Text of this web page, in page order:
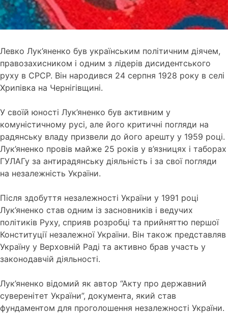
Левко Лук’яненко був українським політичним діячем,
правозахисником і одним з лідерів дисидентського
руху в СРСР. Він народився 24 серпня 1928 року в селі
Хрипівка на Чернігівщині.
У своїй юності Лук’яненко був активним у
комуністичному русі, але його критичні погляди на
радянську владу призвели до його арешту у 1959 році.
Лук’яненко провів майже 25 років у в’язницях і таборах
ГУЛАГу за антирадянську діяльність і за свої погляди
на незалежність України.
Після здобуття незалежності України у 1991 році
Лук’яненко став одним із засновників і ведучих
політиків Руху, сприяв розробці та прийняттю першої
Конституції незалежної України. Він також представляв
Україну у Верховній Раді та активно брав участь у
законодавчій діяльності.
Лук’яненко відомий як автор “Акту про державний
суверенітет України”, документа, який став
фундаментом для проголошення незалежності України.